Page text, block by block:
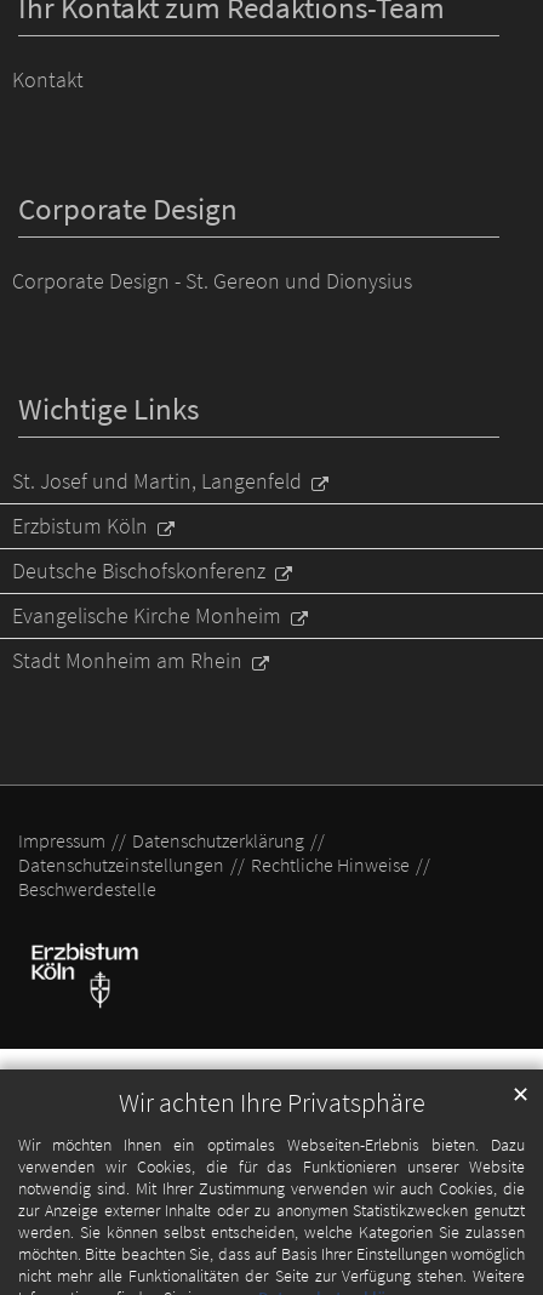
Wir achten Ihre Privatsphäre
Wir möchten Ihnen ein optimales Webseiten-Erlebnis bieten. Dazu
verwenden wir Cookies, die für das Funktionieren unserer Website
notwendig sind. Mit Ihrer Zustimmung verwenden wir auch Cookies, die
zur Anzeige externer Inhalte oder zu anonymen Statistikzwecken genutzt
werden. Sie können selbst entscheiden, welche Kategorien Sie zulassen
möchten. Bitte beachten Sie, dass auf Basis Ihrer Einstellungen womöglich
nicht mehr alle Funktionalitäten der Seite zur Verfügung stehen. Weitere
✕
Ihr Kontakt zum Redaktions-Team
Kontakt
Corporate Design
Corporate Design - St. Gereon und Dionysius
Wichtige Links
St. Josef und Martin, Langenfeld
Erzbistum Köln
Deutsche Bischofskonferenz
Evangelische Kirche Monheim
Stadt Monheim am Rhein
Impressum
Datenschutzerklärung
Datenschutzeinstellungen
Rechtliche Hinweise
Beschwerdestelle